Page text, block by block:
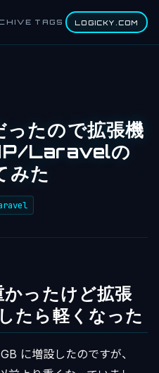
TAGS LOGICKY.COM
たので拡張機
Laravelの
みた
ったけど拡張
たら軽くなった
に増設したのですが、